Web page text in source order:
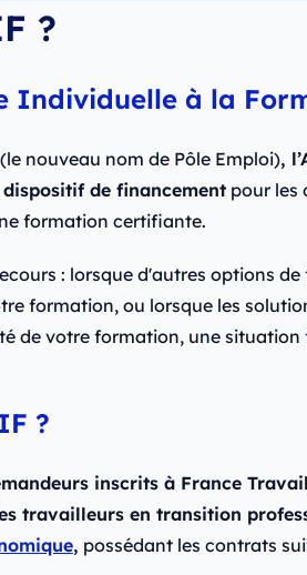
?
Individuelle à la
nouveau nom de Pôle Emploi),
de financementpour les
formation certifiante.
: lorsque d'autres options
formation, ou lorsque les
de votre formation, une situation
?
inscrits à France Travail
travailleurs en transition
, possédant les contrats